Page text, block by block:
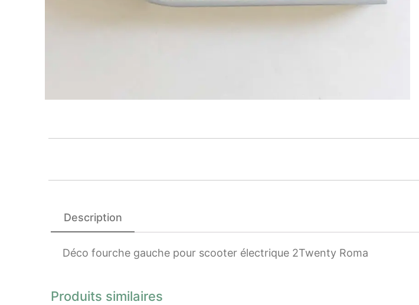
Description
Déco fourche gauche pour scooter électrique 2Twenty Roma
Produits similaires